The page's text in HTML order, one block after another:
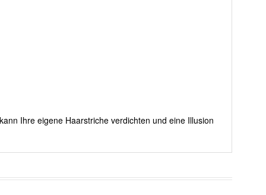
Ihre eigene Haarstriche verdichten und eine Illusion